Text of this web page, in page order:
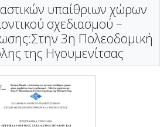
υπαίθριων χώρων
σχεδιασμού –
3η Πολεοδομική
της Ηγουμενίτσας